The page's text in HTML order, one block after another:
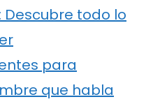
Descubre todo lo
para
que habla